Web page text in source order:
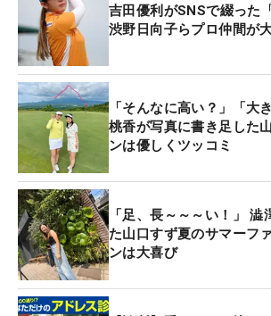
吉田優利がSNSで綴った
渋野日向子らプロ仲間が
「そんなに高い？」「大
桃香が写真に書き足した
ンは優しくツッコミ
「足、長～～～い！」
た山口すず夏のサマーフ
ンは大喜び